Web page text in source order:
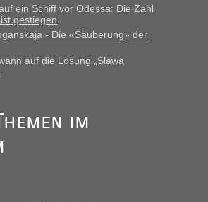
Dokumente • Re: Deklaration
beim Zoll
Briefchen meiner Frau im Gepäck
wenn die Frau mit dabei ist.
stehen schließlich immer unter
ein Schiff vor Odessa: Die Zahl
gestiegen
- Die «Säuberung» der
auf die Losung „Slawa
im